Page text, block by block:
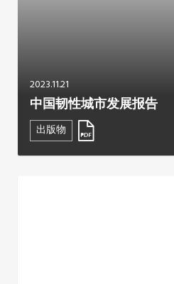
2023.11.21
中国韧性城市发展报告
出版物